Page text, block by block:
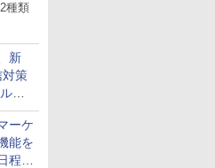
種類
新
策
誤
ス」
ーケ
能を
程調